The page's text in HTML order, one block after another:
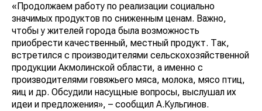
«Продолжаем работу по реализации социально
значимых продуктов по сниженным ценам. Важно,
чтобы у жителей города была возможность
приобрести качественный, местный продукт. Так,
встретился с производителями сельскохозяйственной
продукции Акмолинской области, а именно с
производителями говяжьего мяса, молока, мясо птиц,
яиц и др. Обсудили насущные вопросы, выслушал их
идеи и предложения», – сообщил А.Кульгинов.